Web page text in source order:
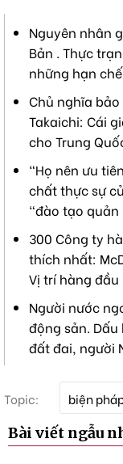
Nguyên nhân
Bản . Thực
những hạn
Chủ nghĩa
Takaichi: Cái
cho Trung
“Họ nên ưu
chất thực sự
“đào tạo quản
300 Công ty
thích nhất:
Vị trí hàng đầu
Người nước
động sản.
đất đai, người
Topic:
h
biện
Bài viết ngẫu